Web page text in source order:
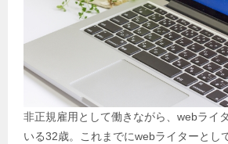
非正規雇用として働きながら、webライ
いる32歳。これまでにwebライターとし